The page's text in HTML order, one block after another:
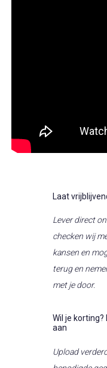
Laat
Lever direct
checken wij
kansen en
terug en
met je door.
Wil je
aan
Upload